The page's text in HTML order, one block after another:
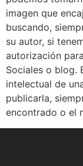
imagen que
buscando,
su autor, si
autorización
Sociales o blog.
intelectual de
publicarla,
encontrado o el